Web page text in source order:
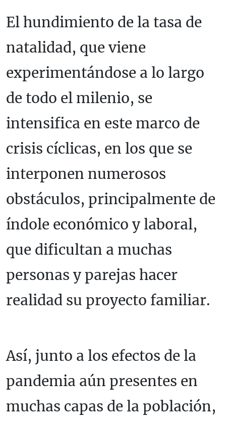
El hundimiento de la tasa de
natalidad, que viene
experimentándose a lo largo
de todo el milenio, se
intensifica en este marco de
crisis cíclicas, en los que se
interponen numerosos
obstáculos, principalmente de
índole económico y laboral,
que dificultan a muchas
personas y parejas hacer
realidad su proyecto familiar.
Así, junto a los efectos de la
pandemia aún presentes en
muchas capas de la población,